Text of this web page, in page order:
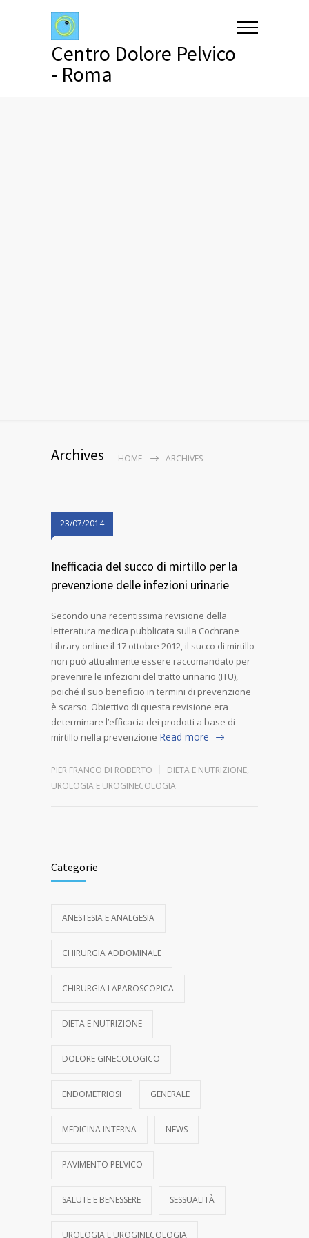
Centro Dolore Pelvico
- Roma
Archives HOME ARCHIVES
23/07/2014
Inefficacia del succo di mirtillo per la
prevenzione delle infezioni urinarie
Secondo una recentissima revisione della
letteratura medica pubblicata sulla Cochrane
Library online il 17 ottobre 2012, il succo di mirtillo
non può attualmente essere raccomandato per
prevenire le infezioni del tratto urinario (ITU),
poiché il suo beneficio in termini di prevenzione
è scarso. Obiettivo di questa revisione era
determinare l’efficacia dei prodotti a base di
mirtillo nella prevenzione Read more
PIER FRANCO DI ROBERTO DIETA E NUTRIZIONE,
UROLOGIA E UROGINECOLOGIA
Categorie
ANESTESIA E ANALGESIA
CHIRURGIA ADDOMINALE
CHIRURGIA LAPAROSCOPICA
DIETA E NUTRIZIONE
DOLORE GINECOLOGICO
ENDOMETRIOSI GENERALE
MEDICINA INTERNA NEWS
PAVIMENTO PELVICO
SALUTE E BENESSERE SESSUALITÀ
UROLOGIA E UROGINECOLOGIA